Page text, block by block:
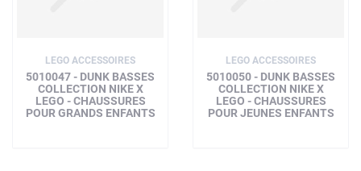
LEGO ACCESSOIRES
5010047 - DUNK BASSES
COLLECTION NIKE X
LEGO - CHAUSSURES
POUR GRANDS ENFANTS
LEGO ACCESSOIRES
5010050 - DUNK BASSES
COLLECTION NIKE X
LEGO - CHAUSSURES
POUR JEUNES ENFANTS